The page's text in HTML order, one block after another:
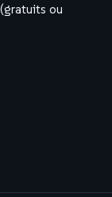
ou